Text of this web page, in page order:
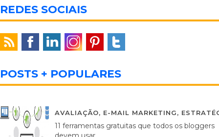
REDES SOCIAIS
POSTS + POPULARES
AVALIAÇÃO, E-MAIL MARKETING,
11 ferramentas gratuitas que todos os bloggers